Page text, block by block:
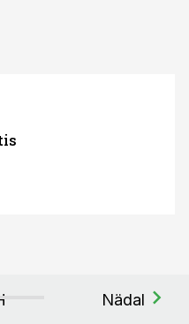
Nädal